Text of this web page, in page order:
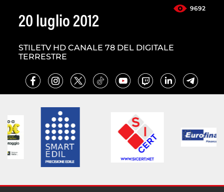
9692
20 luglio 2012
STILETV HD CANALE 78 DEL DIGITALE
TERRESTRE